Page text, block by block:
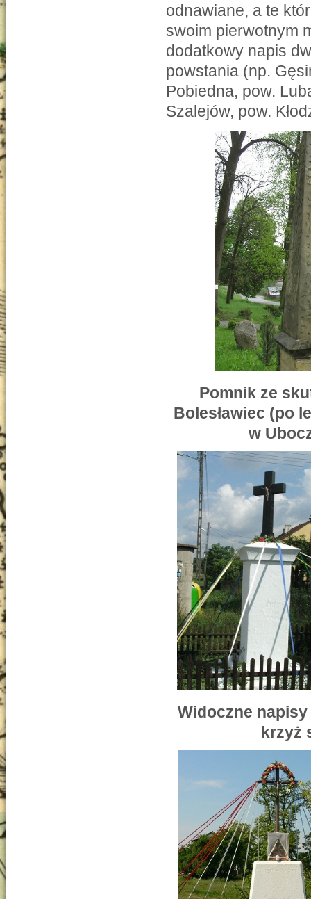
odnawiane, a te
swoim pierwotnym
dodatkowy napis
powstania (np.
Pobiedna, pow.
Szalejów, pow.
Pomnik ze
Bolesławiec (po
w
Widoczne
krzyż